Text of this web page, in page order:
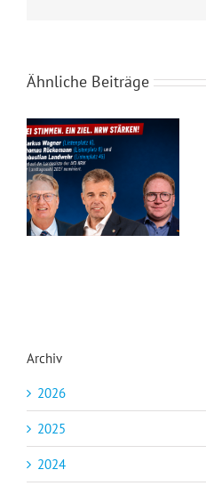
Ähnliche Beiträge
Archiv
2026
2025
2024